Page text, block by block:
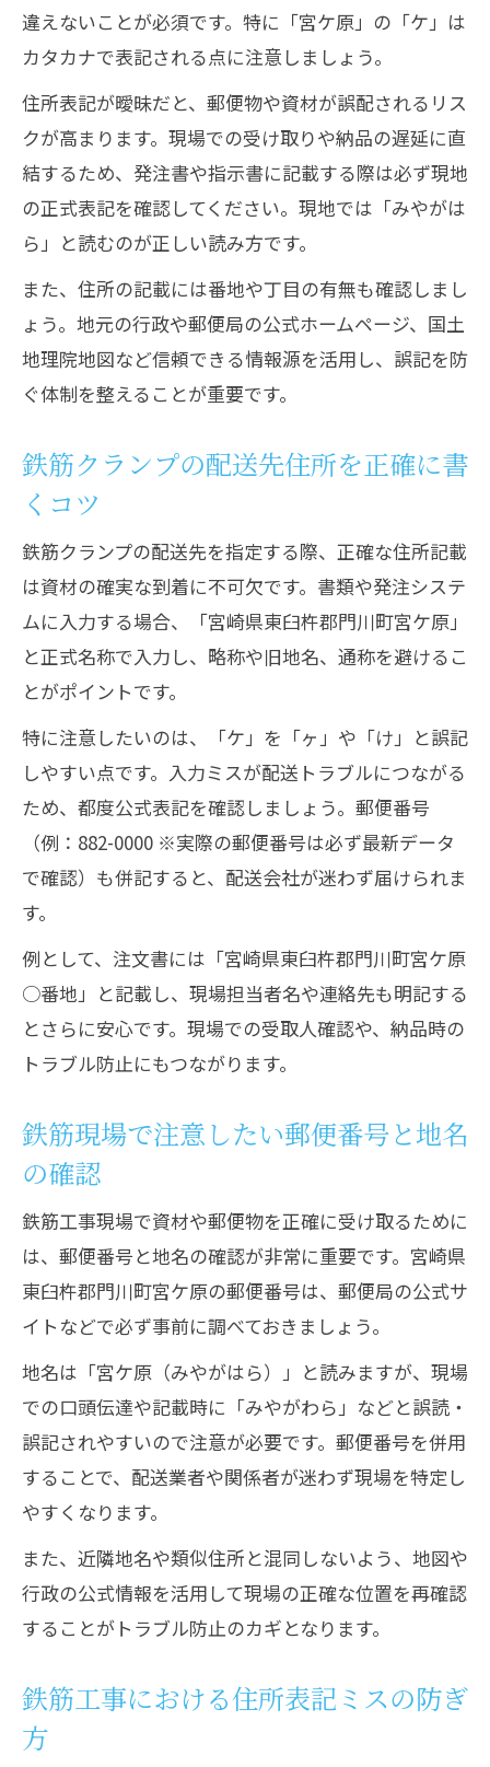
違えないことが必須です。特に「宮ケ原」の「ケ」は
カタカナで表記される点に注意しましょう。
住所表記が曖昧だと、郵便物や資材が誤配されるリス
クが高まります。現場での受け取りや納品の遅延に直
結するため、発注書や指示書に記載する際は必ず現地
の正式表記を確認してください。現地では「みやがは
ら」と読むのが正しい読み方です。
また、住所の記載には番地や丁目の有無も確認しまし
ょう。地元の行政や郵便局の公式ホームページ、国土
地理院地図など信頼できる情報源を活用し、誤記を防
ぐ体制を整えることが重要です。
鉄筋クランプの配送先住所を正確に書
くコツ
鉄筋クランプの配送先を指定する際、正確な住所記載
は資材の確実な到着に不可欠です。書類や発注システ
ムに入力する場合、「宮崎県東臼杵郡門川町宮ケ原」
と正式名称で入力し、略称や旧地名、通称を避けるこ
とがポイントです。
特に注意したいのは、「ケ」を「ヶ」や「け」と誤記
しやすい点です。入力ミスが配送トラブルにつながる
ため、都度公式表記を確認しましょう。郵便番号
（例：882-0000 ※実際の郵便番号は必ず最新データ
で確認）も併記すると、配送会社が迷わず届けられま
す。
例として、注文書には「宮崎県東臼杵郡門川町宮ケ原
○番地」と記載し、現場担当者名や連絡先も明記する
とさらに安心です。現場での受取人確認や、納品時の
トラブル防止にもつながります。
鉄筋現場で注意したい郵便番号と地名
の確認
鉄筋工事現場で資材や郵便物を正確に受け取るために
は、郵便番号と地名の確認が非常に重要です。宮崎県
東臼杵郡門川町宮ケ原の郵便番号は、郵便局の公式サ
イトなどで必ず事前に調べておきましょう。
地名は「宮ケ原（みやがはら）」と読みますが、現場
での口頭伝達や記載時に「みやがわら」などと誤読・
誤記されやすいので注意が必要です。郵便番号を併用
することで、配送業者や関係者が迷わず現場を特定し
やすくなります。
また、近隣地名や類似住所と混同しないよう、地図や
行政の公式情報を活用して現場の正確な位置を再確認
することがトラブル防止のカギとなります。
鉄筋工事における住所表記ミスの防ぎ
方